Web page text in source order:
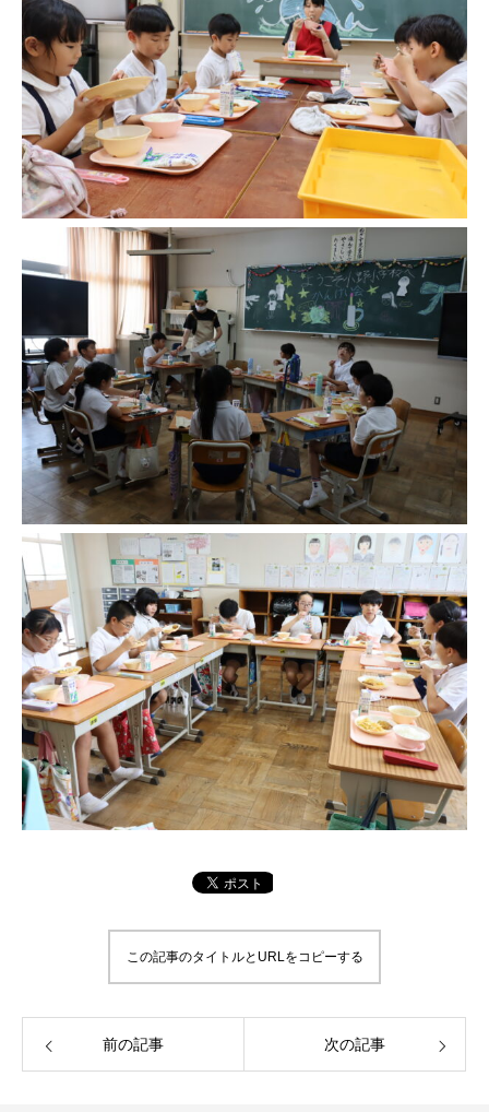
この記事のタイトルとURLをコピーする
前の記事 次の記事